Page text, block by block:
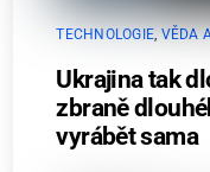
TECHNOLOGIE, VĚDA
Ukrajina tak
zbraně
vyrábět sama